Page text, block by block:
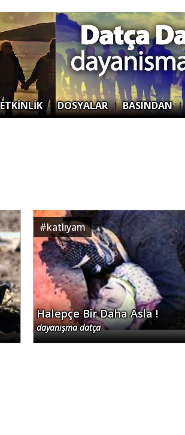
ETKİNLİK |DOSYALAR|BASINDAN
#katlıyam
Halepçe Bir Daha Asla !
dayanışma datça